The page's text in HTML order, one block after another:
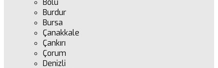
Bolu
Burdur
Bursa
Çanakkale
Çankırı
Çorum
Denizli